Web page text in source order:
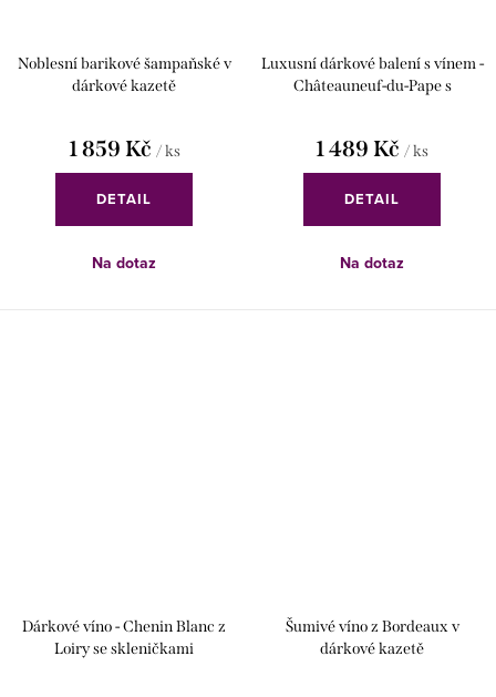
Noblesní barikové šampaňské v
dárkové kazetě
1 859 Kč / ks
DETAIL
Na dotaz
Luxusní dárkové balení s vínem -
Châteauneuf-du-Pape s
1 489 Kč / ks
DETAIL
Na dotaz
Dárkové víno - Chenin Blanc z
Loiry se skleničkami
Šumivé víno z Bordeaux v
dárkové kazetě